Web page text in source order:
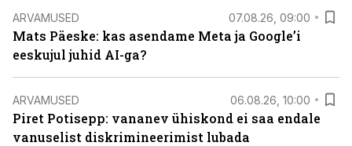
ARVAMUSED 07.08.26, 09:00
Mats Päeske: kas asendame Meta ja Google’i
eeskujul juhid AI-ga?
ARVAMUSED 06.08.26, 10:00
Piret Potisepp: vananev ühiskond ei saa endale
vanuselist diskrimineerimist lubada